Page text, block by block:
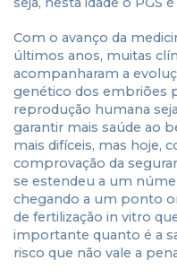
Com o avanço da
últimos anos, muitas
acompanharam a
genético dos embriões
reprodução humana
garantir mais saúde ao
mais difíceis, mas hoje,
comprovação da
se estendeu a um
chegando a um ponto
de fertilização in vitro
importante quanto é a
risco que não vale a